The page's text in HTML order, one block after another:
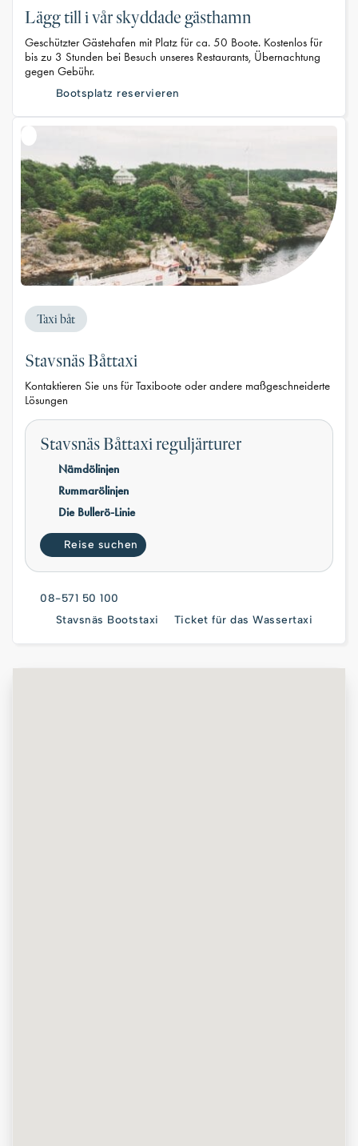
Lägg till i vår skyddade gästhamn
Geschützter Gästehafen mit Platz für ca. 50 Boote. Kostenlos für
bis zu 3 Stunden bei Besuch unseres Restaurants, Übernachtung
gegen Gebühr.
Bootsplatz reservieren
Taxi båt
Stavsnäs Båttaxi
Kontaktieren Sie uns für Taxiboote oder andere maßgeschneiderte
Lösungen
Stavsnäs Båttaxi reguljärturer
Nämdölinjen
Rummarölinjen
Die Bullerö-Linie
Reise suchen
08-571 50 100
Stavsnäs Bootstaxi
Ticket für das Wassertaxi